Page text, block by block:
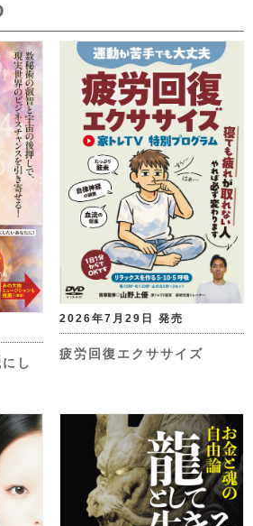
し
2026年7月29日 発売
疲労回復エクササイズ